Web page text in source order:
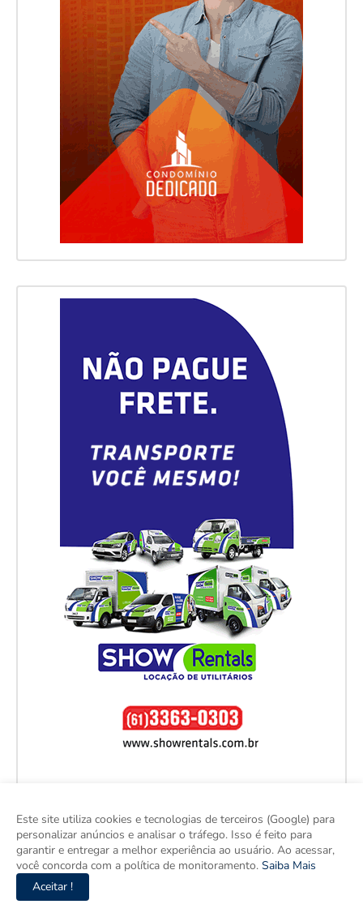
Este site utiliza cookies e tecnologias de terceiros (Google) para
personalizar anúncios e analisar o tráfego. Isso é feito para
garantir e entregar a melhor experiência ao usuário. Ao acessar,
você concorda com a política de monitoramento. Saiba Mais
Aceitar !